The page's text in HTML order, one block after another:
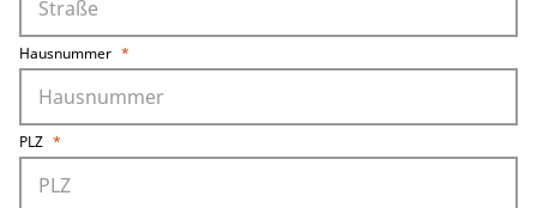
Hausnummer *
PLZ *